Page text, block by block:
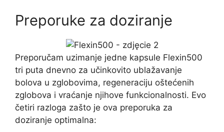
Preporuke za doziranje
Preporučam uzimanje jedne kapsule Flexin500
tri puta dnevno za učinkovito ublažavanje
bolova u zglobovima, regeneraciju oštećenih
zglobova i vraćanje njihove funkcionalnosti. Evo
četiri razloga zašto je ova preporuka za
doziranje optimalna: